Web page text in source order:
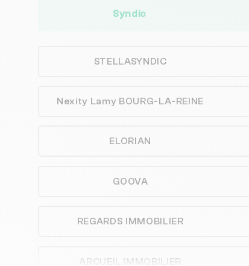
Syndic
STELLASYNDIC
Nexity Lamy BOURG-LA-REINE
ELORIAN
GOOVA
REGARDS IMMOBILIER
ARCUEIL IMMOBILIER